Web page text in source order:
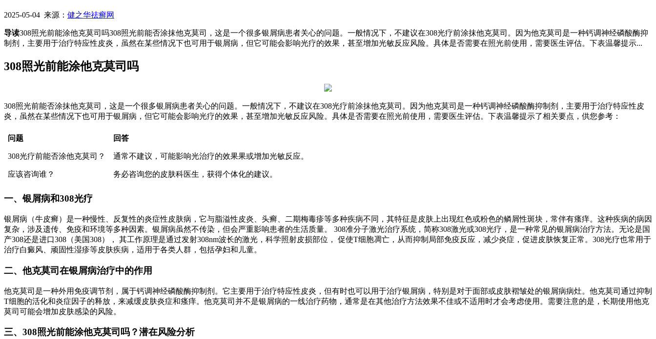
2025-05-04 来源： 健之华祛癣网
导读308照光前能涂他克莫司吗308照光前能否涂抹他克莫司，这是一个很多银屑病患者关心的问题。一般情况下，不建议在308光疗前涂抹他克莫司。因为他克莫司是一种钙调神经磷酸酶抑
制剂，主要用于治疗特应性皮炎，虽然在某些情况下也可用于银屑病，但它可能会影响光疗的效果，甚至增加光敏反应风险。具体是否需要在照光前使用，需要医生评估。下表温馨提示...
308照光前能涂他克莫司吗
308照光前能否涂抹他克莫司，这是一个很多银屑病患者关心的问题。一般情况下，不建议在308光疗前涂抹他克莫司。因为他克莫司是一种钙调神经磷酸酶抑制剂，主要用于治疗特应性皮
炎，虽然在某些情况下也可用于银屑病，但它可能会影响光疗的效果，甚至增加光敏反应风险。具体是否需要在照光前使用，需要医生评估。下表温馨提示了相关要点，供您参考：
问题 回答
308光疗前能否涂他克莫司？ 通常不建议，可能影响光治疗的效果果或增加光敏反应。
应该咨询谁？ 务必咨询您的皮肤科医生，获得个体化的建议。
一、银屑病和308光疗
银屑病（牛皮癣）是一种慢性、反复性的炎症性皮肤病，它与脂溢性皮炎、头癣、二期梅毒疹等多种疾病不同，其特征是皮肤上出现红色或粉色的鳞屑性斑块，常伴有瘙痒。这种疾病的病因
复杂，涉及遗传、免疫和环境等多种因素。银屑病虽然不传染，但会严重影响患者的生活质量。 308准分子激光治疗系统，简称308激光或308光疗，是一种常见的银屑病治疗方法。无论是国
产308还是进口308（美国308）， 其工作原理是通过发射308nm波长的激光，科学照射皮损部位， 促使T细胞凋亡，从而抑制局部免疫反应，减少炎症，促进皮肤恢复正常。308光疗也常用于
治疗白癜风、顽固性湿疹等皮肤疾病，适用于各类人群，包括孕妇和儿童。
二、他克莫司在银屑病治疗中的作用
他克莫司是一种外用免疫调节剂，属于钙调神经磷酸酶抑制剂。它主要用于治疗特应性皮炎，但有时也可以用于治疗银屑病，特别是对于面部或皮肤褶皱处的银屑病病灶。他克莫司通过抑制
T细胞的活化和炎症因子的释放，来减缓皮肤炎症和瘙痒。他克莫司并不是银屑病的一线治疗药物，通常是在其他治疗方法效果不佳或不适用时才会考虑使用。需要注意的是，长期使用他克
莫司可能会增加皮肤感染的风险。
三、308照光前能涂他克莫司吗？潜在风险分析